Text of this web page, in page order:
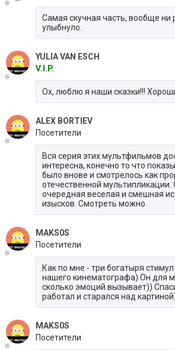
Самая скучная часть, вообще ни
улыбнуло.
YULIA VAN ESCH
V.I.P.
Ох, люблю я наши сказки!!!
ALEX BORTIEV
Посетители
Вся серия этих мультфильмов
интересна, конечно то что
было внове и смотрелось как
отечественной мультипликации.
очередная веселая и смешная
изысков. Смотреть можно.
MAKS0S
Посетители
Как по мне - три богатыря
нашего кинематографа) Он для
сколько эмоций вызывает))
работал и старался над
MAKS0S
Посетители